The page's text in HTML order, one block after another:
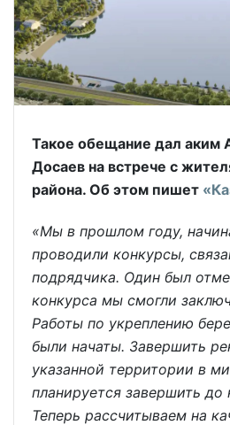
Такое обещание дал аким
Досаев на встрече с
района. Об этом пишет
«Мы в прошлом году,
проводили конкурсы,
подрядчика. Один был
конкурса мы смогли
Работы по укреплению
были начаты. Завершить
указанной территории в
планируется завершить до
Теперь рассчитываем на